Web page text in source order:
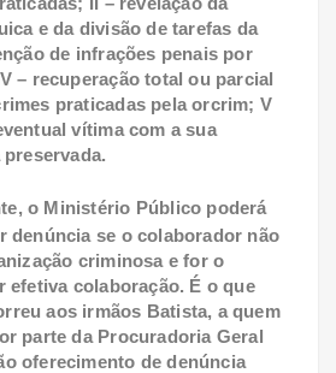
e da divisão de tarefas da
de infrações penais por
– recuperação total ou parcial
praticadas pela orcrim; V
vítima com a sua
o Ministério Público poderá
denúncia se o colaborador não
criminosa e for o
efetiva colaboração. É o que
aos irmãos Batista, a quem
parte da Procuradoria Geral
oferecimento de denúncia